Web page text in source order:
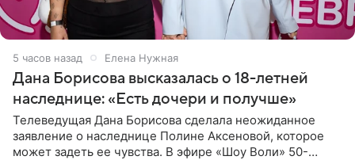
5 часов назад Елена Нужная
Дана Борисова высказалась о 18-летней
наследнице: «Есть дочери и получше»
Телеведущая Дана Борисова сделала неожиданное
заявление о наследнице Полине Аксеновой, которое
может задеть ее чувства. В эфире «Шоу Воли» 50-